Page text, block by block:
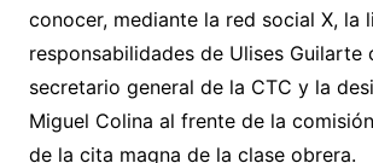
conocer, mediante la red social X, la
responsabilidades de Ulises Guilarte
secretario general de la CTC y la
Miguel Colina al frente de la
de la cita magna de la clase obrera.